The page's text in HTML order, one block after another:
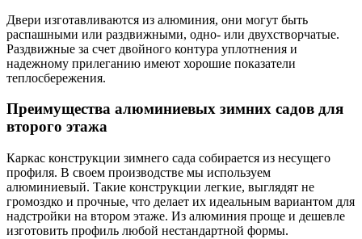
Двери изготавливаются из алюминия, они могут быть
распашными или раздвижными, одно- или двухстворчатые.
Раздвижные за счет двойного контура уплотнения и
надежному прилеганию имеют хорошие показатели
теплосбережения.
Преимущества алюминиевых зимних садов для
второго этажа
Каркас конструкции зимнего сада собирается из несущего
профиля. В своем производстве мы используем
алюминиевый. Такие конструкции легкие, выглядят не
громоздко и прочные, что делает их идеальным вариантом для
надстройки на втором этаже. Из алюминия проще и дешевле
изготовить профиль любой нестандартной формы.